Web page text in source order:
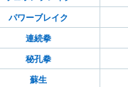
パワーブレイク
連続拳
秘孔拳
蘇生